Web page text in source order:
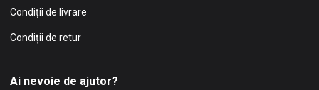
Condiții de livrare
Condiții de retur
Ai nevoie de ajutor?